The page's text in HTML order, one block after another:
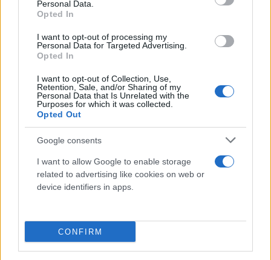
Personal Data.
Opted In
I want to opt-out of processing my
Personal Data for Targeted Advertising.
Opted In
I want to opt-out of Collection, Use,
Retention, Sale, and/or Sharing of my
Personal Data that Is Unrelated with the
Purposes for which it was collected.
Opted Out
Google consents
I want to allow Google to enable storage
related to advertising like cookies on web or
device identifiers in apps.
CONFIRM
Στον εισαγγελέα ο πιλότος του
ελικόπτερου που «πάρκαρε» στο
Σαρακήνικο για βουτιές
10.08.2026